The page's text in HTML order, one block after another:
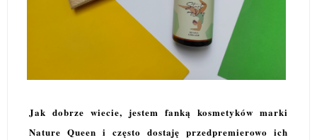
Jak dobrze wiecie, jestem fanką kosmetyków marki
Nature Queen i często dostaję przedpremierowo ich